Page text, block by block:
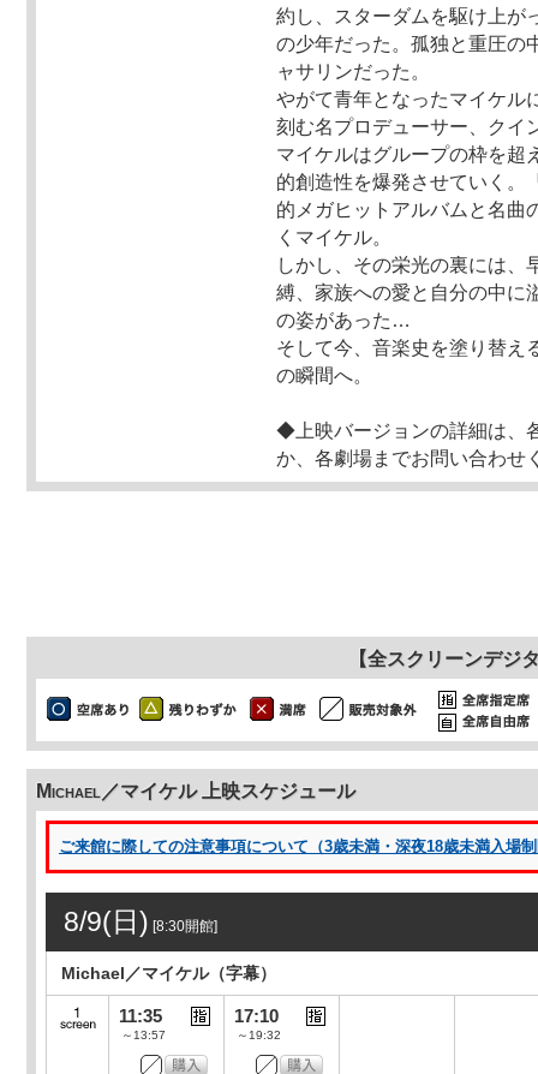
約し、スターダムを駆け上が
の少年だった。孤独と重圧の
ャサリンだった。
やがて青年となったマイケル
刻む名プロデューサー、クイ
マイケルはグループの枠を超
的創造性を爆発させていく。
的メガヒットアルバムと名曲
くマイケル。
しかし、その栄光の裏には、
縛、家族への愛と自分の中に
の姿があった…
そして今、音楽史を塗り替
の瞬間へ。
◆上映バージョンの詳細は、
か、各劇場までお問い合わせ
【全スクリーンデジ
Michael／マイケル 上映スケジュール
ご来館に際しての注意事項について（3歳未満・深夜18歳未満入場
8/9(日) [8:30開館]
Michael／マイケル（字幕）
11:35
～13:57
17:10
～19:32